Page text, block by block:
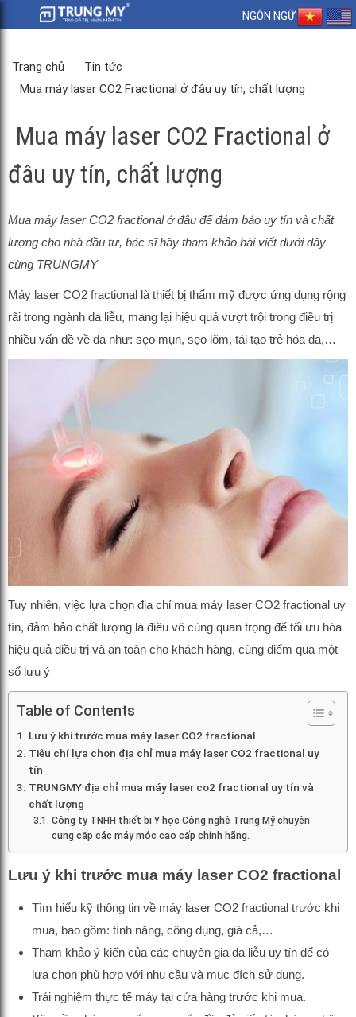
NGÔN NGỮ:
Trang chủ
Tin tức
Mua máy laser CO2 Fractional ở đâu uy tín, chất lượng
Mua máy laser CO2 Fractional ở
đâu uy tín, chất lượng
Mua máy laser CO2 fractional ở đâu để đảm bảo uy tín và chất
lượng cho nhà đầu tư, bác sĩ hãy tham khảo bài viết dưới đây
cùng TRUNGMY
Máy laser CO2 fractional là thiết bị thẩm mỹ được ứng dụng rộng
rãi trong ngành da liễu, mang lại hiệu quả vượt trội trong điều trị
nhiều vấn đề về da như: sẹo mụn, sẹo lõm, tái tạo trẻ hóa da,…
Tuy nhiên, việc lựa chọn địa chỉ mua máy laser CO2 fractional uy
tín, đảm bảo chất lượng là điều vô cùng quan trọng để tối ưu hóa
hiệu quả điều trị và an toàn cho khách hàng, cùng điểm qua một
số lưu ý
Table of Contents
Lưu ý khi trước mua máy laser CO2 fractional
Tiêu chí lựa chọn địa chỉ mua máy laser CO2 fractional uy
tín
TRUNGMY địa chỉ mua máy laser co2 fractional uy tín và
chất lượng
Công ty TNHH thiết bị Y học Công nghệ Trung Mỹ chuyên
cung cấp các máy móc cao cấp chính hãng.
Lưu ý khi trước mua máy laser CO2 fractional
Tìm hiểu kỹ thông tin về máy laser CO2 fractional trước khi
mua, bao gồm: tính năng, công dụng, giá cả,…
Tham khảo ý kiến của các chuyên gia da liễu uy tín để có
lựa chọn phù hợp với nhu cầu và mục đích sử dụng.
Trải nghiệm thực tế máy tại cửa hàng trước khi mua.